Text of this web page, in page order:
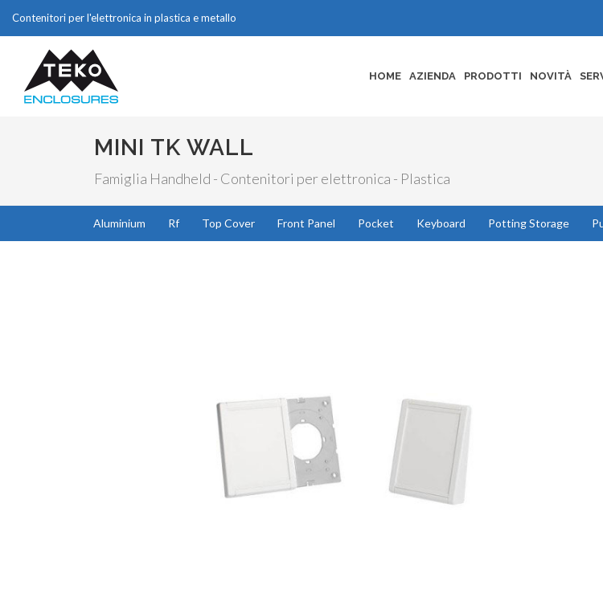
Contenitori per l'elettronica in plastica e metallo
HOME AZIENDA PRODOTTI NOVITÀ
MINI TK WALL
Famiglia Handheld - Contenitori per elettronica - Plastica
Aluminium Rf Top Cover Front Panel Pocket Keyboard Potting Storage